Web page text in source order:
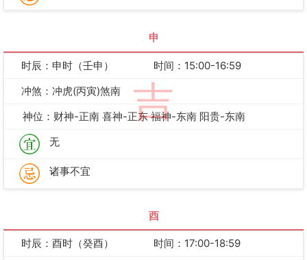
申
吉
时辰：申时（壬申）
时间：15:00-16:59
冲煞：冲虎(丙寅)煞南
神位：财神-正南 喜神-正东 福神-东南 阳贵-东南
无
诸事不宜
酉
时辰：酉时（癸酉）
时间：17:00-18:59